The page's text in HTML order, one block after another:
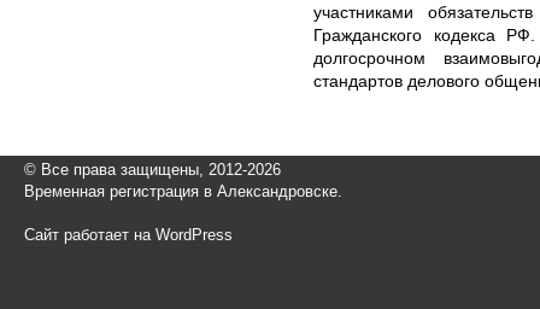
участниками
Гражданского кодекса
долгосрочном
стандартов делового
© Все права защищены, 2012-2026
Временная регистрация в Александровске.
Сайт работает на WordPress